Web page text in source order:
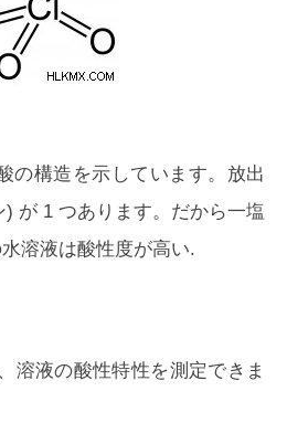
の構造を示しています。放出
が 1 つあります。だから一塩
溶液は酸性度が高い.
溶液の酸性特性を測定できま